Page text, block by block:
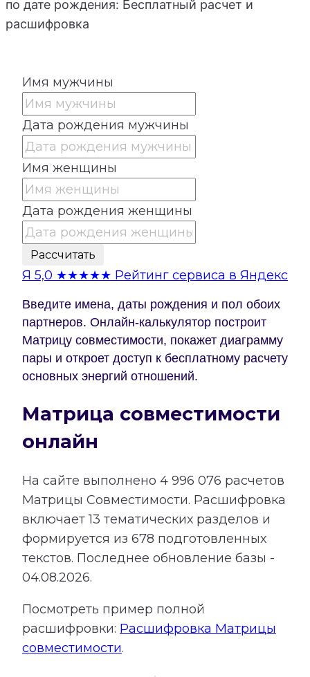
по дате рождения: Бесплатный расчет и
расшифровка
Имя мужчины
Дата рождения мужчины
Имя женщины
Дата рождения женщины
Рассчитать
Я 5,0 ★★★★★ Рейтинг сервиса в Яндекс
Введите имена, даты рождения и пол обоих
партнеров. Онлайн-калькулятор построит
Матрицу совместимости, покажет диаграмму
пары и откроет доступ к бесплатному расчету
основных энергий отношений.
Матрица совместимости
онлайн
На сайте выполнено 4 996 076 расчетов
Матрицы Совместимости. Расшифровка
включает13 тематических разделов и
формируется из 678 подготовленных
текстов. Последнее обновление базы -
04.08.2026.
Посмотреть пример полной
расшифровки: Расшифровка Матрицы
совместимости.